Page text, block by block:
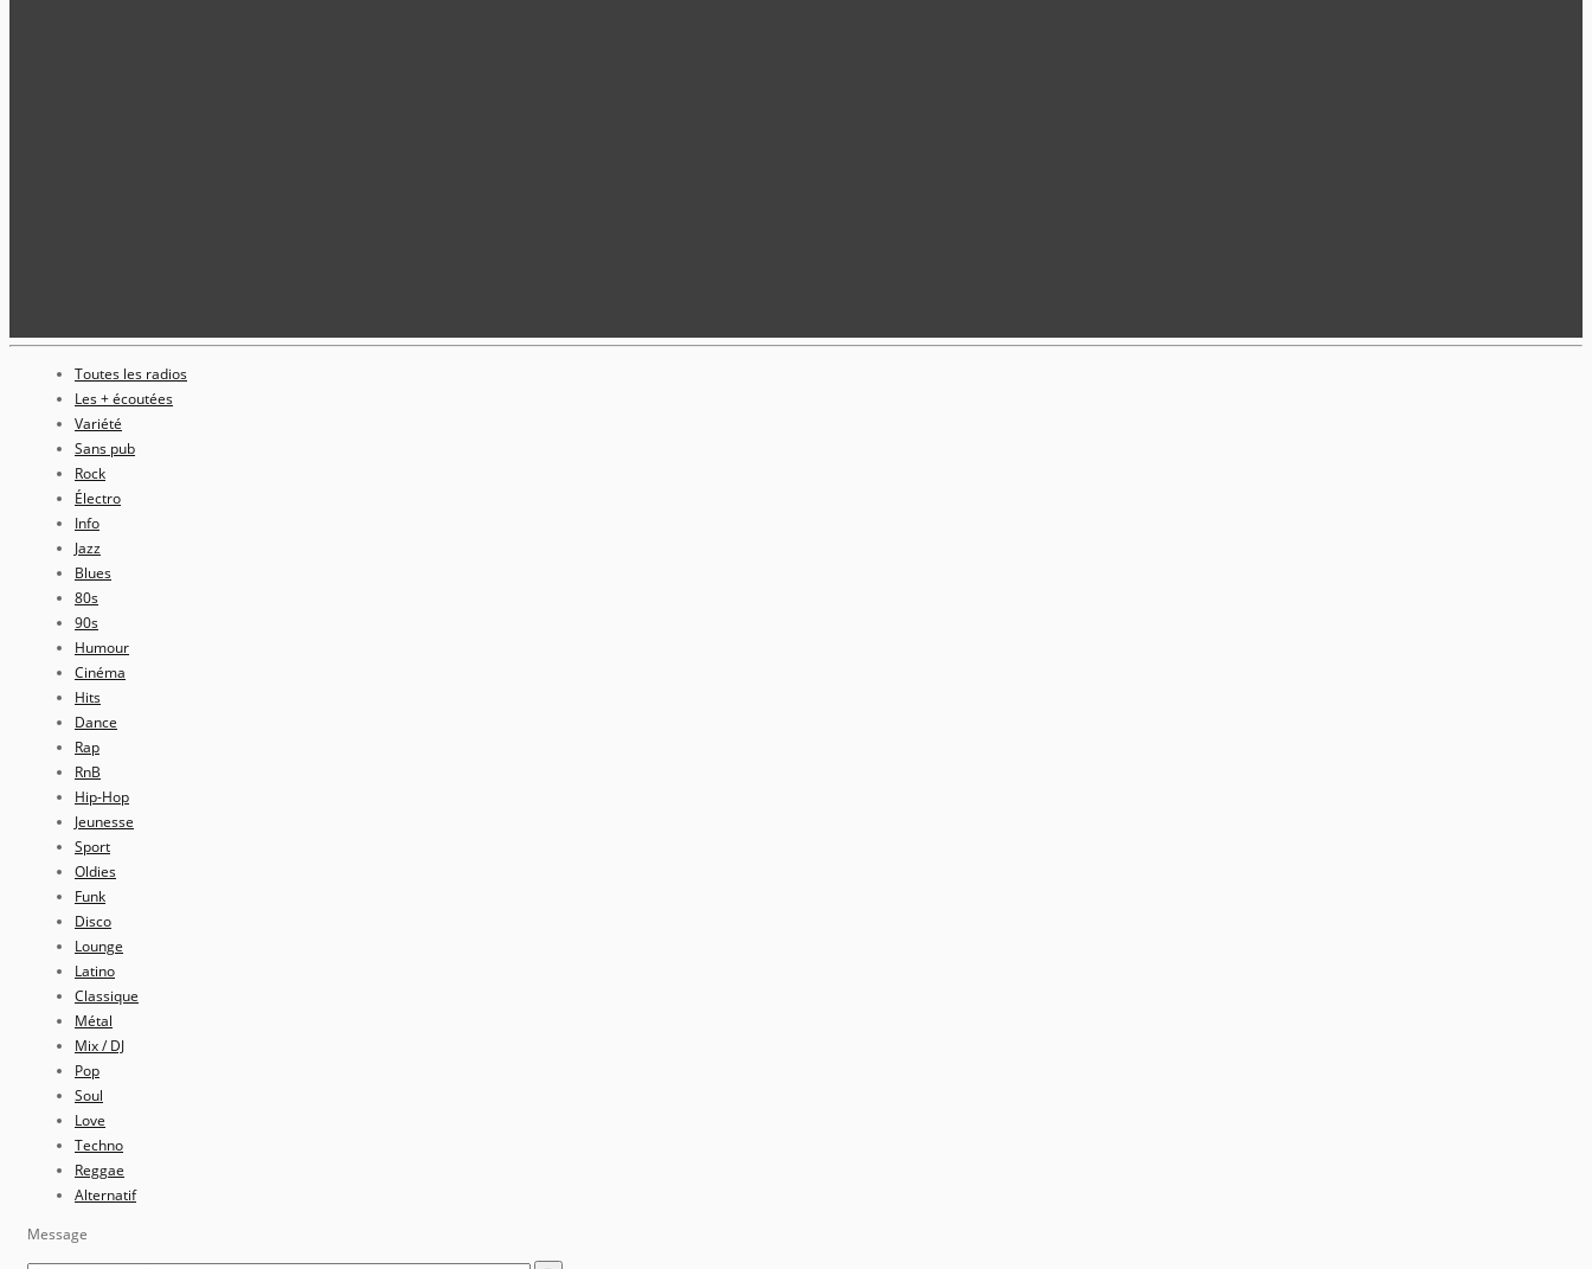
Toutes les radios
Les + écoutées
Variété
Sans pub
Rock
Électro
Info
Jazz
Blues
80s
90s
Humour
Cinéma
Hits
Dance
Rap
RnB
Hip-Hop
Jeunesse
Sport
Oldies
Funk
Disco
Lounge
Latino
Classique
Métal
Mix / DJ
Pop
Soul
Love
Techno
Reggae
Alternatif
Message